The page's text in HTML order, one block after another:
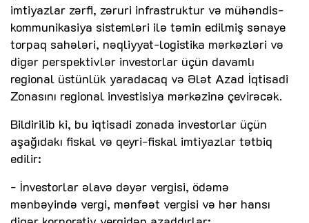
imtiyazlar zərfi, zəruri infrastruktur və mühəndis-
kommunikasiya sistemləri ilə təmin edilmiş sənaye
torpaq sahələri, nəqliyyat-logistika mərkəzləri və
digər perspektivlər investorlar üçün davamlı
regional üstünlük yaradacaq və Ələt Azad İqtisadi
Zonasını regional investisiya mərkəzinə çevirəcək.
Bildirilib ki, bu iqtisadi zonada investorlar üçün
aşağıdakı fiskal və qeyri-fiskal imtiyazlar tətbiq
edilir:
- İnvestorlar əlavə dəyər vergisi, ödəmə
mənbəyində vergi, mənfəət vergisi və hər hansı